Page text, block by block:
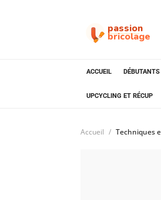
passion
bricolage
ACCUEIL
UPCYCLING ET RÉCUP
Accueil Techniques